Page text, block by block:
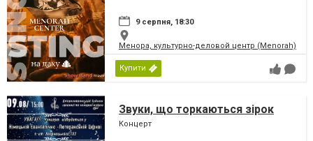
9 серпня, 18:30
Менора, культурно-деловой центр (Menorah)
Купити
Звуки, що торкаються зірок
Концерт